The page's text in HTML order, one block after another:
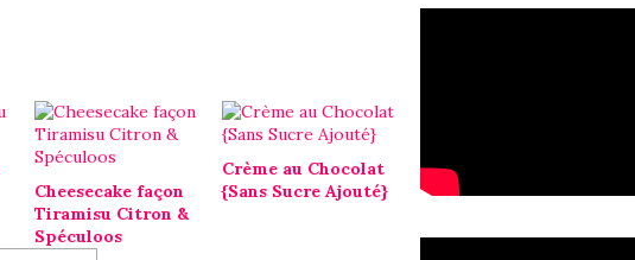
Cheesecake façon
Tiramisu Citron &
Spéculoos
Crème au Chocolat
{Sans Sucre Ajouté}